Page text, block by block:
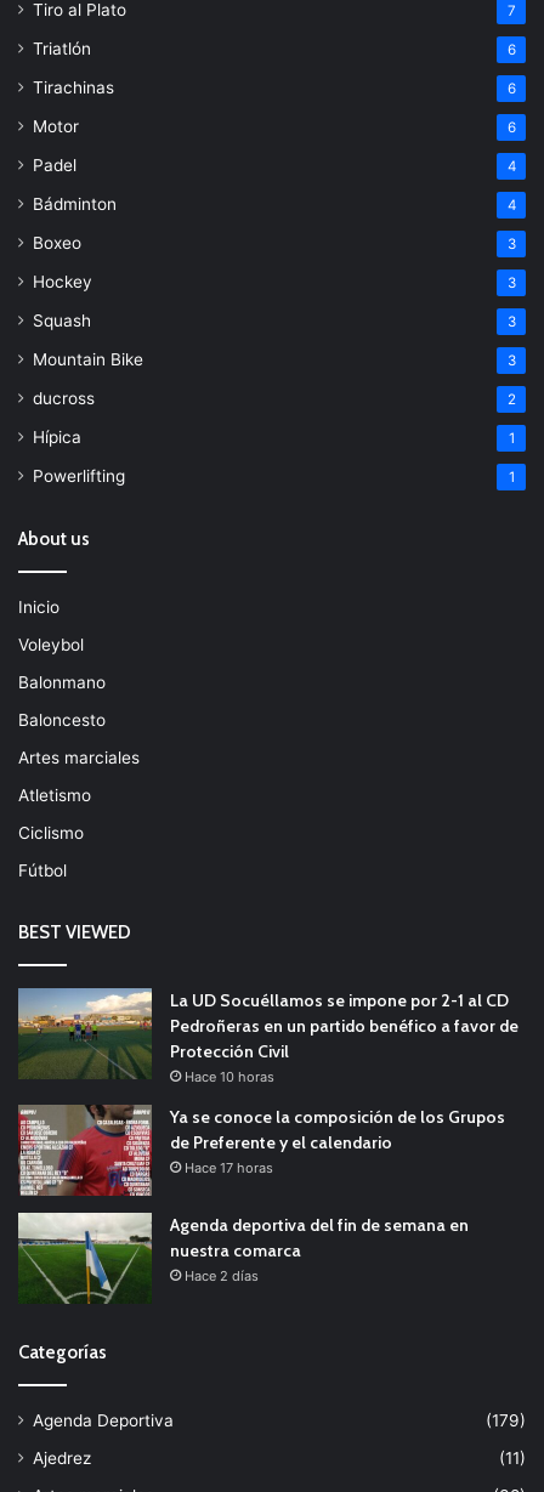
Tiro al Plato 7
Triatlón 6
Tirachinas 6
Motor 6
Padel 4
Bádminton 4
Boxeo 3
Hockey 3
Squash 3
Mountain Bike 3
ducross 2
Hípica 1
Powerlifting 1
About us
Inicio
Voleybol
Balonmano
Baloncesto
Artes marciales
Atletismo
Ciclismo
Fútbol
BEST VIEWED
La UD Socuéllamos se impone por 2-1 al CD
Pedroñeras en un partido benéfico a favor de
Protección Civil
Hace 10 horas
Ya se conoce la composición de los Grupos
de Preferente y el calendario
Hace 17 horas
Agenda deportiva del fin de semana en
nuestra comarca
Hace 2 días
Categorías
Agenda Deportiva
(179)
Ajedrez
(11)